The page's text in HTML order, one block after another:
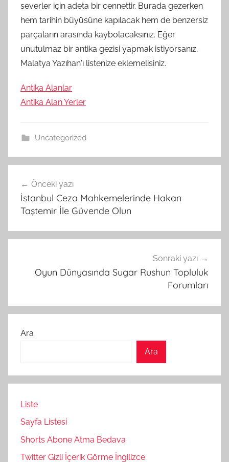
severler için adeta bir cennettir. Burada gezerken
hem tarihin büyüsüne kapılacak hem de benzersiz
parçaların arasında kaybolacaksınız. Eğer
unutulmaz bir antika gezisi yapmak istiyorsanız,
Malatya Yazıhan'ı listenize eklemelisiniz.
Antika Alanlar
Antika Alan Yerler
Uncategorized
gezinmesi
Önceki yazı
İstanbul Ceza Mahkemelerinde Hakan
Taştemir İle Güvende Olun
Sonraki yazı
Oyun Dünyasında Sugar Rushun Topluluk
Forumları
Ara
Ara
Liste
Sayfa Listesi
Shorts Abone Atma Bedava
Twitter Gizli İçerik Görme İngilizce